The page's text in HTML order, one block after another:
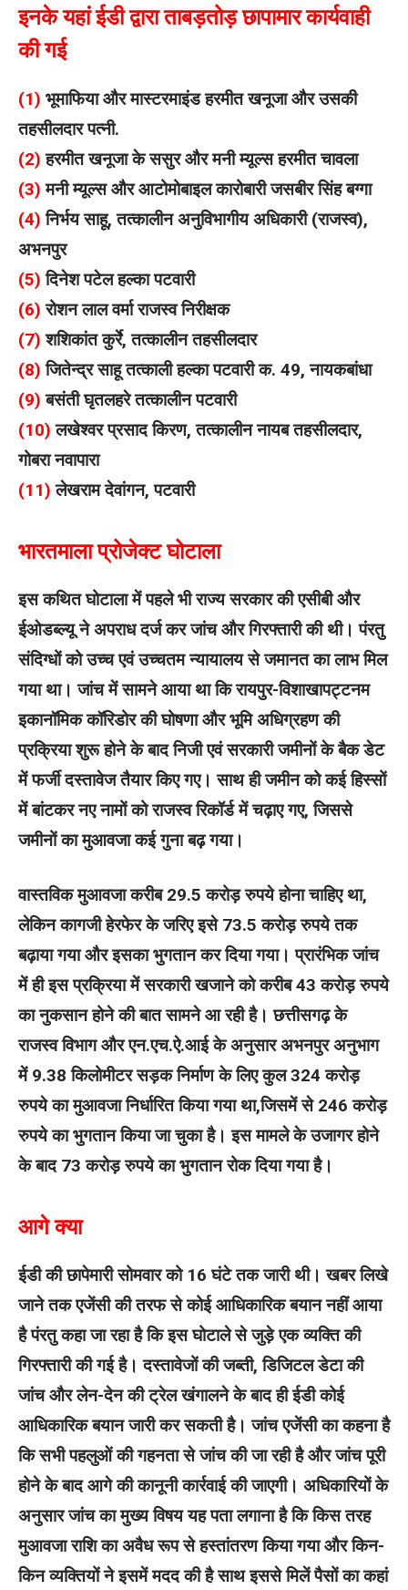
इनके यहां ईडी द्वारा ताबड़तोड़ छापामार कार्यवाही
की गई
(1) भूमाफिया और मास्टरमाइंड हरमीत खनूजा और उसकी
तहसीलदार पत्नी.
(2) हरमीत खनूजा के ससुर और मनी म्यूल्स हरमीत चावला
(3) मनी म्यूल्स और आटोमोबाइल कारोबारी जसबीर सिंह बग्गा
(4) निर्भय साहू, तत्कालीन अनुविभागीय अधिकारी (राजस्व),
अभनपुर
(5) दिनेश पटेल हल्का पटवारी
(6) रोशन लाल वर्मा राजस्व निरीक्षक
(7) शशिकांत कुर्रे, तत्कालीन तहसीलदार
(8) जितेन्द्र साहू तत्काली हल्का पटवारी क. 49, नायकबांधा
(9) बसंती घृतलहरे तत्कालीन पटवारी
(10) लखेश्वर प्रसाद किरण, तत्कालीन नायब तहसीलदार,
गोबरा नवापारा
(11)लेखराम देवांगन, पटवारी
भारतमाला प्रोजेक्ट घोटाला
इस कथित घोटाला में पहले भी राज्य सरकार की एसीबी और
ईओडब्ल्यू ने अपराध दर्ज कर जांच और गिरफ्तारी की थी। पंरतु
संदिग्धों को उच्च एवं उच्चतम न्यायालय से जमानत का लाभ मिल
गया था। जांच में सामने आया था कि रायपुर-विशाखापट्टनम
इकानॉमिक कॉरिडोर की घोषणा और भूमि अधिग्रहण की
प्रक्रिया शुरू होने के बाद निजी एवं सरकारी जमीनों के बैक डेट
में फर्जी दस्तावेज तैयार किए गए। साथ ही जमीन को कई हिस्सों
में बांटकर नए नामों को राजस्व रिकॉर्ड में चढ़ाए गए, जिससे
जमीनों का मुआवजा कई गुना बढ़ गया।
वास्तविक मुआवजा करीब 29.5 करोड़ रुपये होना चाहिए था,
लेकिन कागजी हेरफेर के जरिए इसे 73.5 करोड़ रुपये तक
बढ़ाया गया और इसका भुगतान कर दिया गया। प्रारंभिक जांच
में ही इस प्रक्रिया में सरकारी खजाने को करीब 43 करोड़ रुपये
का नुकसान होने की बात सामने आ रही है। छत्तीसगढ़ के
राजस्व विभाग और एन.एच.ऐ.आई के अनुसार अभनपुर अनुभाग
में 9.38 किलोमीटर सड़क निर्माण के लिए कुल 324 करोड़
रुपये का मुआवजा निर्धारित किया गया था,जिसमें से 246 करोड़
रुपये का भुगतान किया जा चुका है। इस मामले के उजागर होने
के बाद 73 करोड़ रुपये का भुगतान रोक दिया गया है।
आगे क्या
ईडी की छापेमारी सोमवार को 16 घंटे तक जारी थी। खबर लिखे
जाने तक एजेंसी की तरफ से कोई आधिकारिक बयान नहीं आया
है पंरतु कहा जा रहा है कि इस घोटाले से जुड़े एक व्यक्ति की
गिरफ्तारी की गई है। दस्तावेजों की जब्ती, डिजिटल डेटा की
जांच और लेन-देन की ट्रेल खंगालने के बाद ही ईडी कोई
आधिकारिक बयान जारी कर सकती है। जांच एजेंसी का कहना है
कि सभी पहलुओं की गहनता से जांच की जा रही है और जांच पूरी
होने के बाद आगे की कानूनी कार्रवाई की जाएगी। अधिकारियों के
अनुसारजांच का मुख्य विषय यह पता लगाना है कि किस तरह
मुआवजा राशि का अवैध रूप से हस्तांतरण किया गया और किन-
किन व्यक्तियों ने इसमें मदद की है साथ इससे मिलें पैसों का कहां